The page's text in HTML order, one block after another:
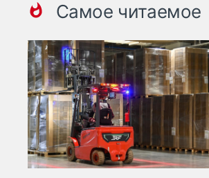
Самое читаемое